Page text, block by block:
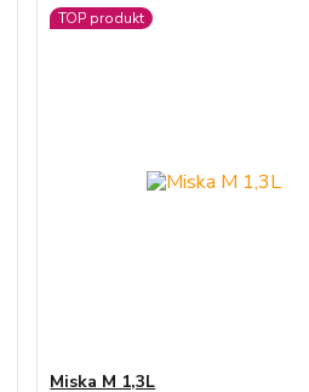
TOP produkt
Miska M 1,3L